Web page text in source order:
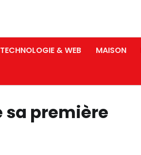
TECHNOLOGIE & WEB MAISON
sa première